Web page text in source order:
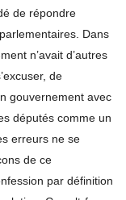
de répondre
Dans
n’avait d’autres
de
gouvernement avec
députés comme un
erreurs ne se
de ce
par définition